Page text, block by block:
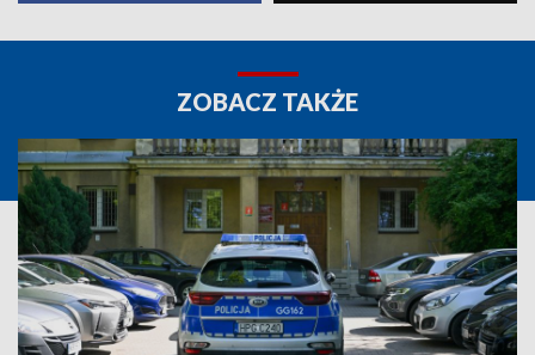
ZOBACZ TAKŻE